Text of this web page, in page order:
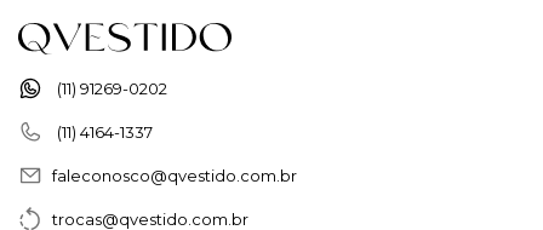
(11) 91269-0202
(11) 4164-1337
faleconosco@qvestido.com.br
trocas@qvestido.com.br